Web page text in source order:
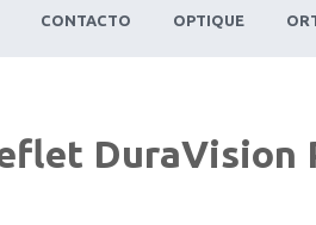
CONTACTO OPTIQUE
DuraVision